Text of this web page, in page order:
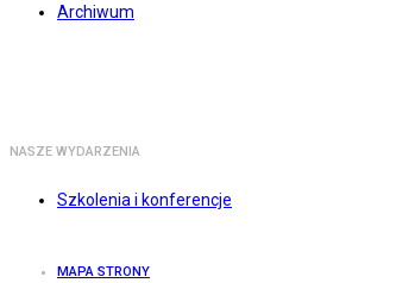
Archiwum
NASZE WYDARZENIA
Szkolenia i konferencje
MAPA STRONY